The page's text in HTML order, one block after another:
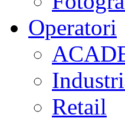
Operatori
Retail